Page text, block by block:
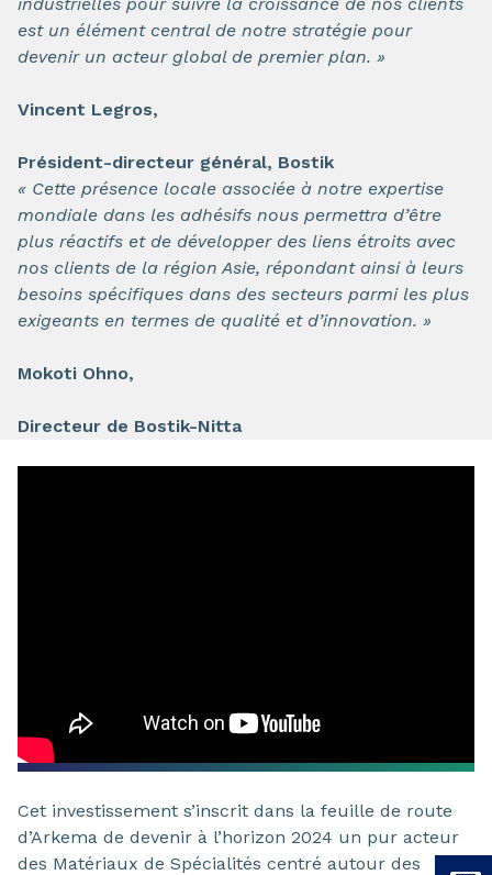
est un élément central de notre stratégie pour
devenir un acteur global de premier plan. »
Vincent Legros,
Président-directeur général, Bostik
« Cette présence locale associée à notre expertise
mondiale dans les adhésifs nous permettra d’être
plus réactifs et de développer des liens étroits avec
nos clients de la région Asie, répondant ainsi à leurs
besoins spécifiques dans des secteurs parmi les plus
exigeants en termes de qualité et d’innovation. »
Mokoti Ohno,
Directeur de Bostik-Nitta
Cet investissement s’inscrit dans la feuille de route
d’Arkema de devenir à l’horizon 2024 un pur acteur
des Matériaux de Spécialités centré autour des